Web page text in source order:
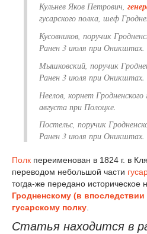
Кульнев Яков Петрович,
гусарского полка, шеф
Кусовников, поручик
Ранен 3 июля при Оникштах.
Мышковский, поручик
Ранен 3 июля при Оникштах.
Неелов, корнет Гродненского
августа при Полоцке.
Постельс, поручик
Ранен 3 июля при Оникштах.
Полк переименован в 1824 г. в
переводом небольшой части
тогда-же передано историческое
Гродненскому (в
гусарскому полку.
Статья находится в